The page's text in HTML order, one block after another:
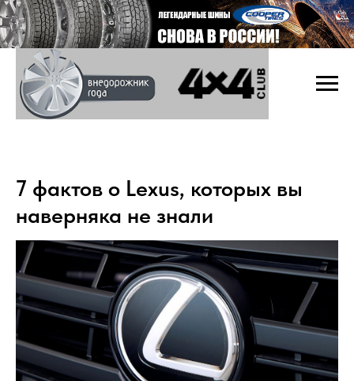
7 фактов о Lexus, которых вы
наверняка не знали